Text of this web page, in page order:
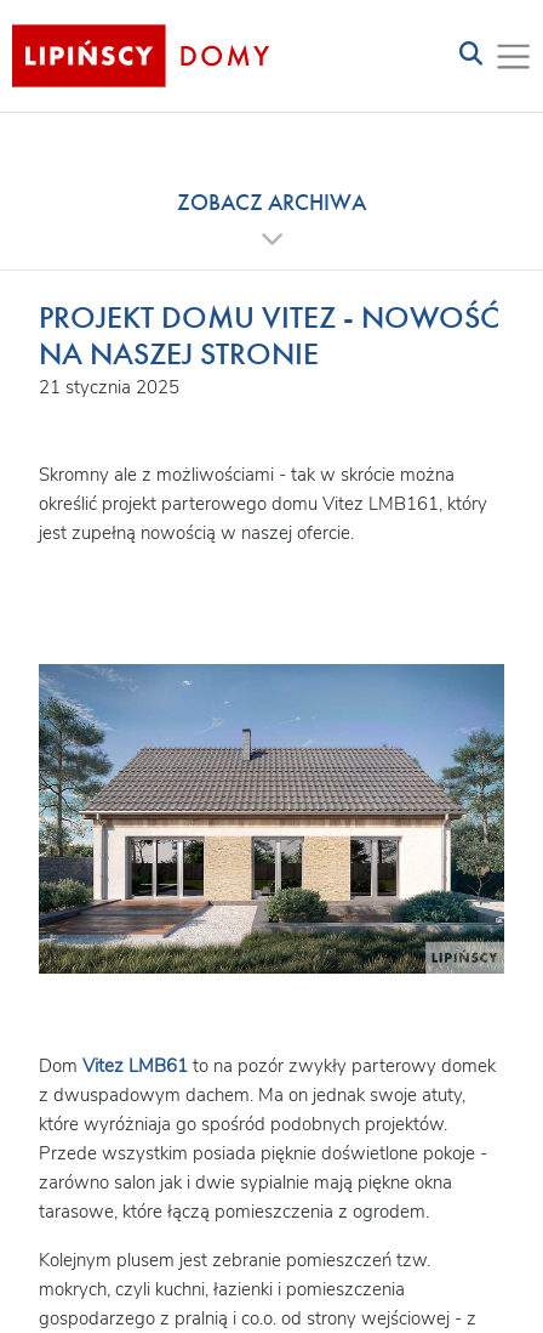
ZOBACZ ARCHIWA
PROJEKT DOMU VITEZ - NOWOŚĆ
NA NASZEJ STRONIE
21 stycznia 2025
Skromny ale z możliwościami - tak w skrócie można
określić projekt parterowego domu Vitez LMB161, który
jest zupełną nowością w naszej ofercie.
Dom Vitez LMB61 to na pozór zwykły parterowy domek
z dwuspadowym dachem. Ma on jednak swoje atuty,
które wyróżniaja go spośród podobnych projektów.
Przede wszystkim posiada pięknie doświetlone pokoje -
zarówno salon jak i dwie sypialnie mają piękne okna
tarasowe, które łączą pomieszczenia z ogrodem.
Kolejnym plusem jest zebranie pomieszczeń tzw.
mokrych, czyli kuchni, łazienki i pomieszczenia
gospodarzego z pralnią i co.o. od strony wejściowej - z